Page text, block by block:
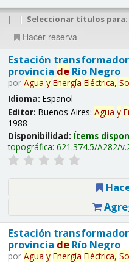
| | Seleccionar títulos para:
Hacer reserva
Estación
provincia deRío Negro
por Agua y Energía Eléctrica,
Idioma: Español
Editor: Buenos Aires: Agua y
1988
Disponibilidad: Ítems
topográfica: 621.374.5/A282/
Estación
provincia deRío Negro
por Agua y Energía Eléctrica,